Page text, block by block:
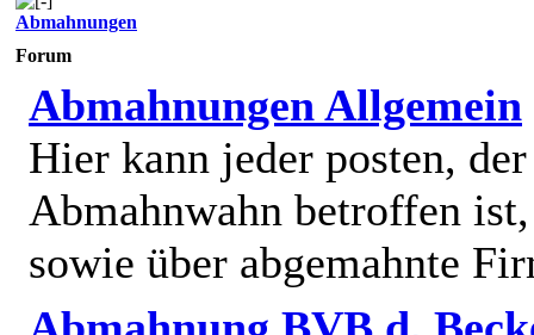
Abmahnungen
Forum
Abmahnungen Allgemein
Hier kann jeder posten,
Abmahnwahn betroffen ist,
sowie über abgemahnte